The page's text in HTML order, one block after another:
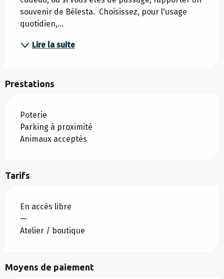
souvenir de Bélesta. ​ Choisissez, pour l'usage
quotidien,...
Lire la suite
Prestations
Poterie
Parking à proximité
Animaux acceptés
Tarifs
En accès libre
—
Atelier / boutique
Moyens de paiement